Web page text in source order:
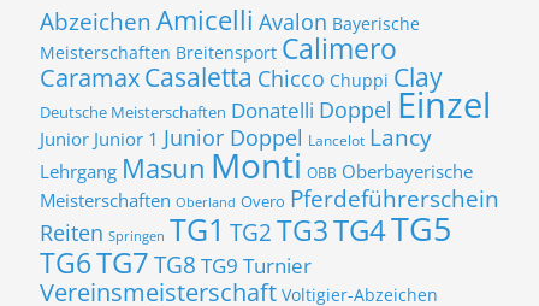
Abzeichen Amicelli Avalon Bayerische
Meisterschaften Breitensport Calimero
CaramaxCasaletta Chicco Chuppi Clay
Deutsche Meisterschaften Donatelli Doppel Einzel
Junior Junior 1 Junior Doppel Lancelot Lancy
Lehrgang Masun Monti OBB Oberbayerische
Meisterschaften Oberland Overo Pferdeführerschein
Reiten Springen TG1 TG2TG3TG4TG5
TG6TG7TG8 TG9 Turnier
Vereinsmeisterschaft Voltigier-Abzeichen